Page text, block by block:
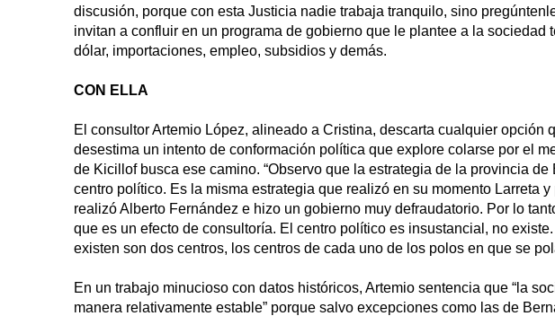
discusión, porque con esta Justicia nadie trabaja tranquilo, sino
invitan a confluir en un programa de gobierno que le plantee a la sociedad
dólar, importaciones, empleo, subsidios y demás.
CON ELLA
El consultor Artemio López, alineado a Cristina, descarta cualquier opción
desestima un intento de conformación política que explore colarse por el
de Kicillof busca ese camino. “Observo que la estrategia de la provincia
centro político. Es la misma estrategia que realizó en su momento Larreta
realizó Alberto Fernández e hizo un gobierno muy defraudatorio. Por lo
que es un efecto de consultoría. El centro político es insustancial, no
existen son dos centros, los centros de cada uno de los polos en que se
En un trabajo minucioso con datos históricos, Artemio sentencia que “la
manera relativamente estable” porque salvo excepciones como las de